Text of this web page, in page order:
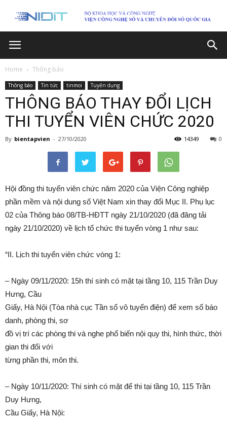
Home Thông báo
Thông báo Tin tức tinmoi Tuyển dụng
THÔNG BÁO THAY ĐỔI LỊCH
THI TUYỂN VIÊN CHỨC 2020
By bientapvien - 27/10/2020 0
14349
Hội đồng thi tuyển viên chức năm 2020 của Viện Công nghiệp
phần mềm và nội dung số Việt Nam xin thay đổi Mục II. Phụ lục
02 của Thông báo 08/TB-HĐTT ngày 21/10/2020 (đã đăng tải
ngày 21/10/2020) về lịch tổ chức thi tuyển vòng 1 như sau:
“II. Lịch thi tuyển viên chức vòng 1:
– Ngày 09/11/2020: 15h thí sinh có mặt tại tầng 10, 115 Trần Duy
Hưng, Cầu
Giấy, Hà Nội (Tòa nhà cục Tần số vô tuyến điện) để xem số báo
danh, phòng thi, sơ
đồ vị trí các phòng thi và nghe phổ biến nội quy thi, hình thức, thời
gian thi đối với
từng phần thi, môn thi.
– Ngày 10/11/2020: Thí sinh có mặt để thi tại tầng 10, 115 Trần
Duy Hưng,
Cầu Giấy, Hà Nội: